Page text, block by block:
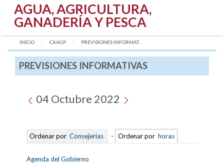
AGUA, AGRICULTURA,
GANADERÍA Y PESCA
INICIO CAAGP AQUÍ:
PREVISIONES INFORMAT...
PREVISIONES INFORMATIVAS
04 Octubre 2022
Ordenar por Consejerías - Ordenar por horas
Agenda del Gobierno